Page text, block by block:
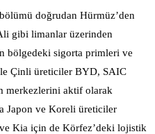
doğrudan Hürmüz’den
gibi limanlar üzerinden
bölgedeki sigorta primleri ve
Çinli üreticiler BYD, SAIC
merkezlerini aktif olarak
Japon ve Koreli üreticiler
Kia için de Körfez’deki lojistik